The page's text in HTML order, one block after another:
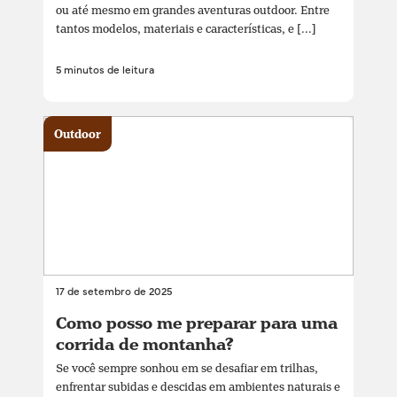
ou até mesmo em grandes aventuras outdoor. Entre
tantos modelos, materiais e características, e [...]
5 minutos de leitura
17 de setembro de 2025
Como posso me preparar para uma
corrida de montanha?
Se você sempre sonhou em se desafiar em trilhas,
enfrentar subidas e descidas em ambientes naturais e
Outdoor